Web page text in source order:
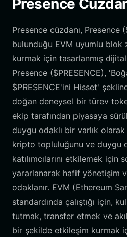
Presence
Presence cüzdanı, Presence
bulunduğu EVM uyumlu blok
kurmak için tasarlanmış
Presence ($PRESENCE),
$PRESENCE'ini Hisset'
doğan deneysel bir türev
ekip tarafından piyasaya
duygu odaklı bir varlık
kripto topluluğunu ve duygu
katılımcılarını etkilemek için
yararlanarak hafif yönetişim
odaklanır. EVM (Ethereum
standardında çalıştığı için,
tutmak, transfer etmek ve
bir şekilde etkileşim kurmak